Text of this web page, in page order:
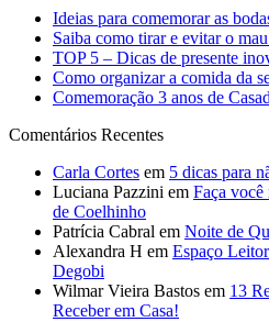
Ideias para comemorar as
Saiba como tirar e evitar o
TOP 5 – Dicas de presente
Como organizar a comida da
Comemoração 3 anos de
Comentários Recentes
Carla Cortes em 5 dicas para
Luciana Pazzini em Faça você
de Coelhinho
Patrícia Cabral em Noite de
Alexandra H em Espaço
Degobi
Wilmar Vieira Bastos em 13
Receber em Casa!